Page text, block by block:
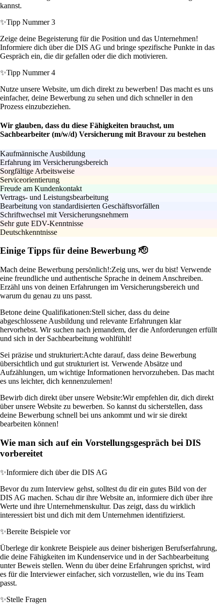
kannst.
✨Tipp Nummer 3
Zeige deine Begeisterung für die Position und das Unternehmen!
Informiere dich über die DIS AG und bringe spezifische Punkte in das
Gespräch ein, die dir gefallen oder die dich motivieren.
✨Tipp Nummer 4
Nutze unsere Website, um dich direkt zu bewerben! Das macht es uns
einfacher, deine Bewerbung zu sehen und dich schneller in den
Prozess einzubeziehen.
Wir glauben, dass du diese Fähigkeiten brauchst, um
Sachbearbeiter (m/w/d) Versicherung mit Bravour zu bestehen
Kaufmännische Ausbildung
Erfahrung im Versicherungsbereich
Sorgfältige Arbeitsweise
Serviceorientierung
Freude am Kundenkontakt
Vertrags- und Leistungsbearbeitung
Bearbeitung von standardisierten Geschäftsvorfällen
Schriftwechsel mit Versicherungsnehmern
Sehr gute EDV-Kenntnisse
Deutschkenntnisse
Einige Tipps für deine Bewerbung 🫡
Mach deine Bewerbung persönlich!:Zeig uns, wer du bist! Verwende
eine freundliche und authentische Sprache in deinem Anschreiben.
Erzähl uns von deinen Erfahrungen im Versicherungsbereich und
warum du genau zu uns passt.
Betone deine Qualifikationen:Stell sicher, dass du deine
abgeschlossene Ausbildung und relevante Erfahrungen klar
hervorhebst. Wir suchen nach jemandem, der die Anforderungen erfüllt
und sich in der Sachbearbeitung wohlfühlt!
Sei präzise und strukturiert:Achte darauf, dass deine Bewerbung
übersichtlich und gut strukturiert ist. Verwende Absätze und
Aufzählungen, um wichtige Informationen hervorzuheben. Das macht
es uns leichter, dich kennenzulernen!
Bewirb dich direkt über unsere Website:Wir empfehlen dir, dich direkt
über unsere Website zu bewerben. So kannst du sicherstellen, dass
deine Bewerbung schnell bei uns ankommt und wir sie direkt
bearbeiten können!
Wie man sich auf ein Vorstellungsgespräch bei DIS
vorbereitet
✨Informiere dich über die DIS AG
Bevor du zum Interview gehst, solltest du dir ein gutes Bild von der
DIS AG machen. Schau dir ihre Website an, informiere dich über ihre
Werte und ihre Unternehmenskultur. Das zeigt, dass du wirklich
interessiert bist und dich mit dem Unternehmen identifizierst.
✨Bereite Beispiele vor
Überlege dir konkrete Beispiele aus deiner bisherigen Berufserfahrung,
die deine Fähigkeiten im Kundenservice und in der Sachbearbeitung
unter Beweis stellen. Wenn du über deine Erfahrungen sprichst, wird
es für die Interviewer einfacher, sich vorzustellen, wie du ins Team
passt.
✨Stelle Fragen